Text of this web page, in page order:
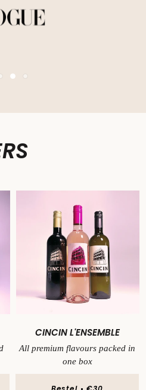
CINCIN L'ENSEMBLE
All premium flavours packed in
one box